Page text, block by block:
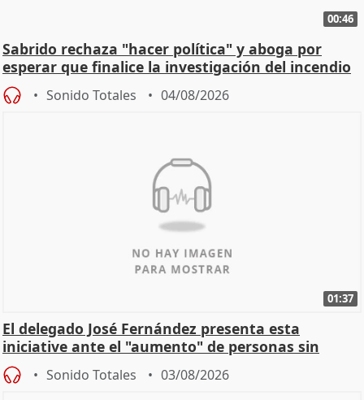
00:46
Sabrido rechaza "hacer política" y aboga por
esperar que finalice la investigación del incendio
Sonido Totales 04/08/2026
01:37
El delegado José Fernández presenta esta
iniciative ante el "aumento" de personas sin
hogar en Madri
Sonido Totales 03/08/2026